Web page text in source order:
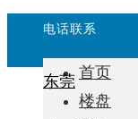
电话联系
首页
楼盘
东莞